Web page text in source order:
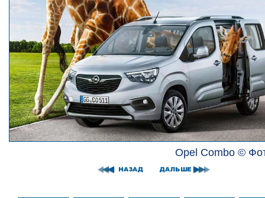
Opel Combo ©